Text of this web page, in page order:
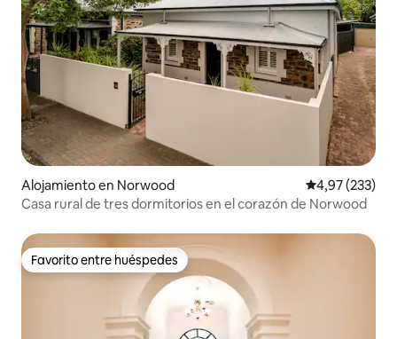
Alojamiento en Norwood Calificación
4,97 (233)
Casa rural de tres dormitorios en el corazón de Norwood
Favorito entre huéspedes
Favorito entre huéspedes